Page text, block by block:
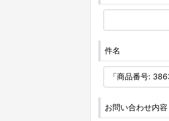
件名
お問い合わせ内容